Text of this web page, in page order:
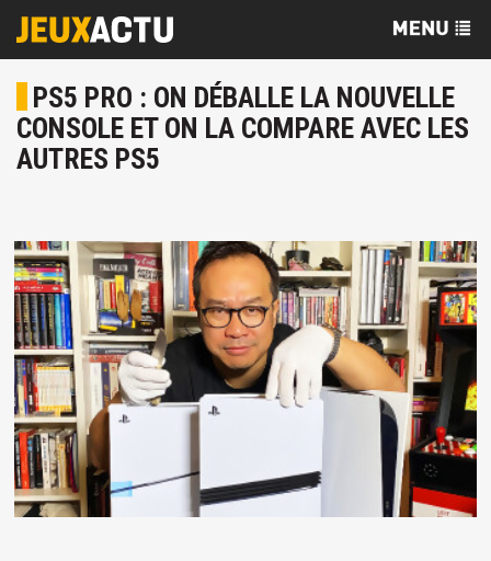
PS5 PRO : ON DÉBALLE LA NOUVELLE
CONSOLE ET ON LA COMPARE AVEC LES
AUTRES PS5